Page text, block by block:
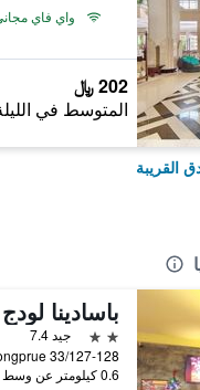
واي فاي
202 ﷼
المتوسط في
القريبة
باسادينا لودج
2 نجمتين
جيد 7.4
0.6 كيلومتر عن وسط المدينة